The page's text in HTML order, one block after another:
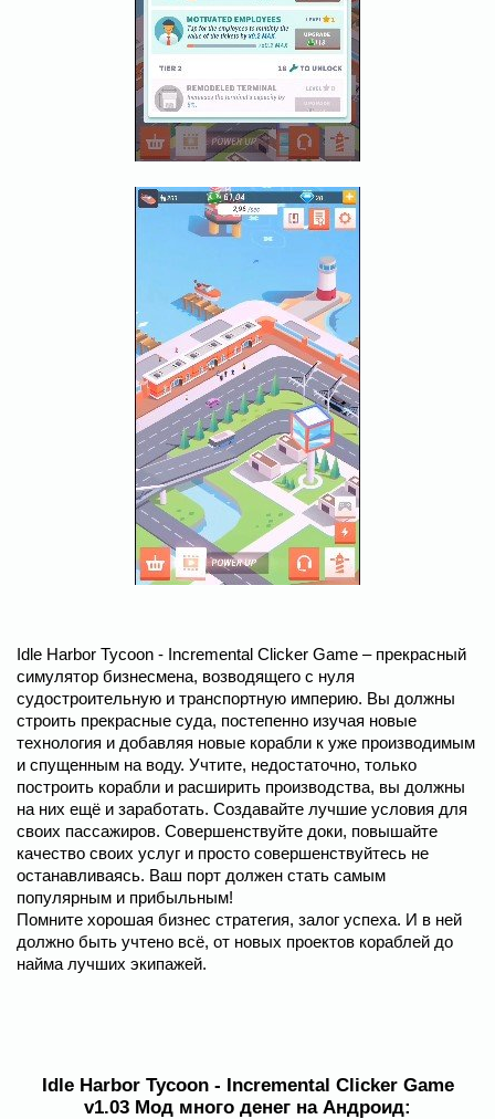
Idle Harbor Tycoon - Incremental Clicker Game – прекрасный
симулятор бизнесмена, возводящего с нуля
судостроительную и транспортную империю. Вы должны
строить прекрасные суда, постепенно изучая новые
технология и добавляя новые корабли к уже производимым
и спущенным на воду. Учтите, недостаточно, только
построить корабли и расширить производства, вы должны
на них ещё и заработать. Создавайте лучшие условия для
своих пассажиров. Совершенствуйте доки, повышайте
качество своих услуг и просто совершенствуйтесь не
останавливаясь. Ваш порт должен стать самым
популярным и прибыльным!
Помните хорошая бизнес стратегия, залог успеха. И в ней
должно быть учтено всё, от новых проектов кораблей до
найма лучших экипажей.
Idle Harbor Tycoon - Incremental Clicker Game
v1.03 Мод много денег на Андроид: